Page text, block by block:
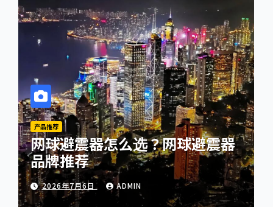
产品推荐
网球避震器怎么选？网球避震器
品牌推荐
2026年7月6日 ADMIN